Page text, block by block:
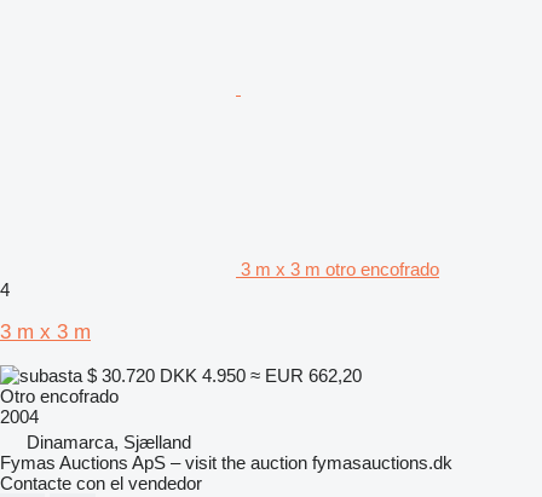
3 m x 3 m otro encofrado
4
3 m x 3 m
$ 30.720 DKK 4.950 ≈ EUR 662,20
Otro encofrado
2004
Dinamarca, Sjælland
Fymas Auctions ApS – visit the auction fymasauctions.dk
Contacte con el vendedor